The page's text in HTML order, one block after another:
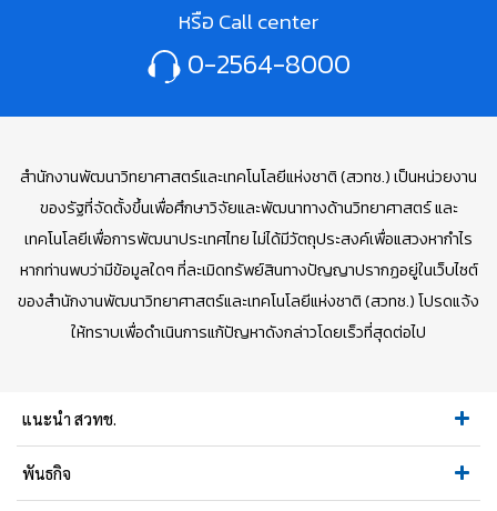
หรือ Call center
0-2564-8000
สำนักงานพัฒนาวิทยาศาสตร์และเทคโนโลยีแห่งชาติ (สวทช.) เป็นหน่วยงาน
ของรัฐที่จัดตั้งขึ้นเพื่อศึกษาวิจัยและพัฒนาทางด้านวิทยาศาสตร์ และ
เทคโนโลยีเพื่อการพัฒนาประเทศไทย ไม่ได้มีวัตถุประสงค์เพื่อแสวงหากำไร
หากท่านพบว่ามีข้อมูลใดๆ ที่ละเมิดทรัพย์สินทางปัญญาปรากฏอยู่ในเว็บไซต์
ของสำนักงานพัฒนาวิทยาศาสตร์และเทคโนโลยีแห่งชาติ (สวทช.) โปรดแจ้ง
ให้ทราบเพื่อดำเนินการแก้ปัญหาดังกล่าวโดยเร็วที่สุดต่อไป
แนะนำ สวทช.
พันธกิจ